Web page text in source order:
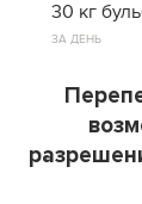
30 кг
ЗА ДЕНЬ